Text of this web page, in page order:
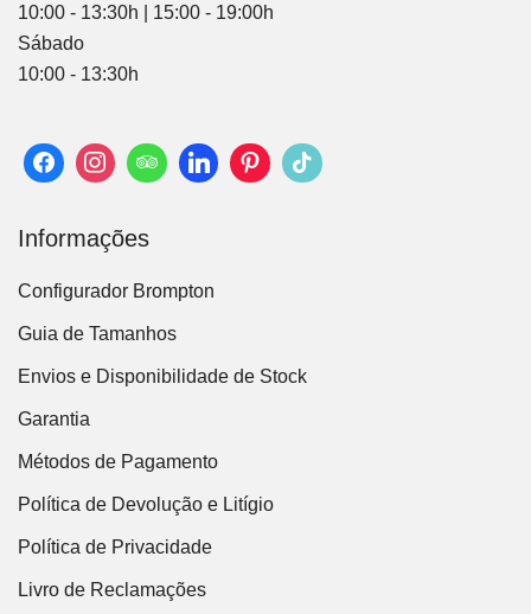
10:00 - 13:30h | 15:00 - 19:00h
Sábado
10:00 - 13:30h
Informações
Configurador Brompton
Guia de Tamanhos
Envios e Disponibilidade de Stock
Garantia
Métodos de Pagamento
Política de Devolução e Litígio
Política de Privacidade
Livro de Reclamações